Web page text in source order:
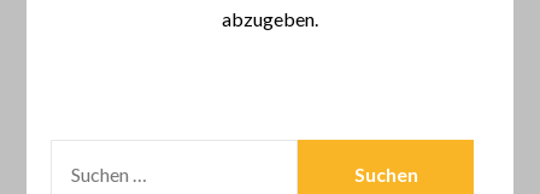
abzugeben.
NACH: